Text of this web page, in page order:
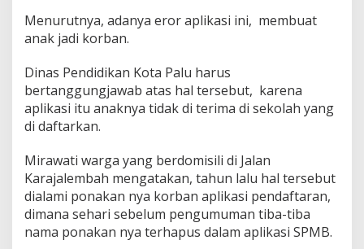
u
g
i
l
a
e
h
a
r
S
Menurutnya, adanya eror aplikasi ini, membuat
anak jadi korban.
Dinas Pendidikan Kota Palu harus
bertanggungjawab atas hal tersebut, karena
aplikasi itu anaknya tidak di terima di sekolah yang
di daftarkan.
Mirawati warga yang berdomisili di Jalan
Karajalembah mengatakan, tahun lalu hal tersebut
dialami ponakan nya korban aplikasi pendaftaran,
dimana sehari sebelum pengumuman tiba-tiba
nama ponakan nya terhapus dalam aplikasi SPMB.